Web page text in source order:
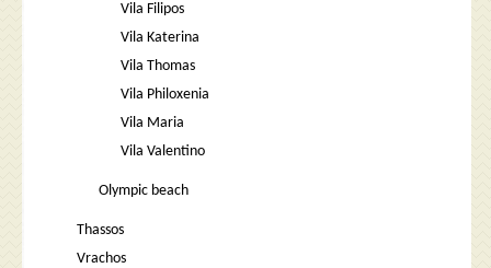
Vila Filipos
Vila Katerina
Vila Thomas
Vila Philoxenia
Vila Maria
Vila Valentino
Olympic beach
Thassos
Vrachos